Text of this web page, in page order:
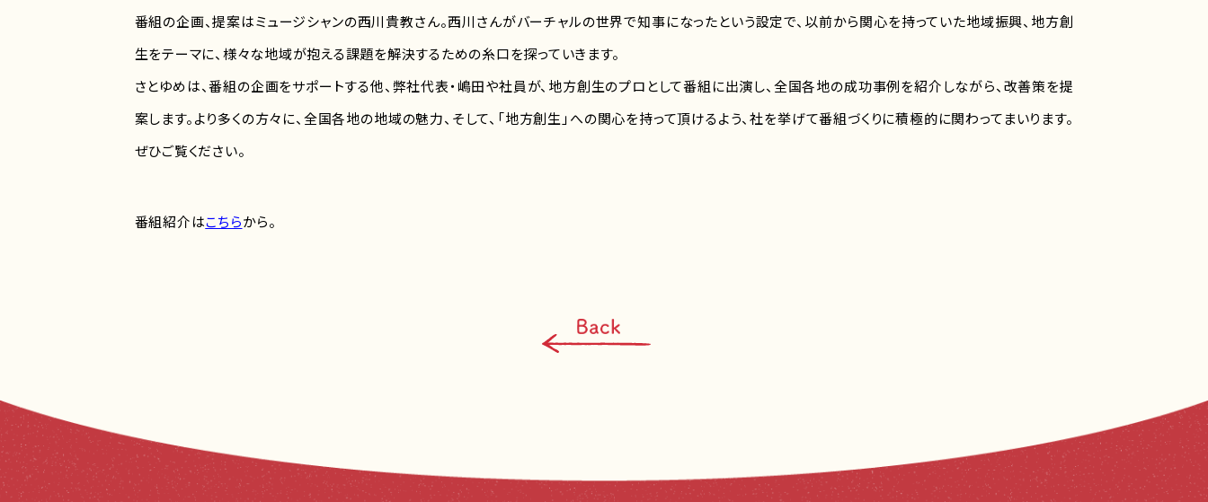
番組の企画、提案はミュージシャンの西川貴教さん。西川さんがバーチャルの世界で知事になったという設定で、以前から関心を持っていた地域振興、地方創
生をテーマに、様々な地域が抱える課題を解決するための糸口を探っていきます。
さとゆめは、番組の企画をサポートする他、弊社代表・嶋田や社員が、地方創生のプロとして番組に出演し、全国各地の成功事例を紹介しながら、改善策を提
案します。より多くの方々に、全国各地の地域の魅力、そして、「地方創生」への関心を持って頂けるよう、社を挙げて番組づくりに積極的に関わってまいります。
ぜひご覧ください。
番組紹介はこちらから。